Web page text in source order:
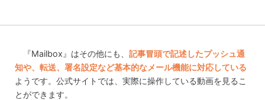
『Mailbox』はその他にも、記事冒頭で記述したプッシュ通
知や、転送、署名設定など基本的なメール機能に対応している
ようです。公式サイトでは、実際に操作している動画を見るこ
とができます。